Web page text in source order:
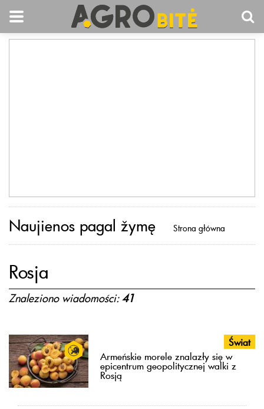
Naujienos pagal žymę Strona główna
Rosja
Znaleziono wiadomości:41
Świat
Armeńskie morele znalazły się w
epicentrum geopolitycznej walki z
Rosją